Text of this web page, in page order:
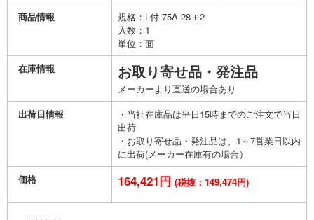
商品情報
規格：L付 75A 28＋2
入数：1
単位：面
在庫情報
お取り寄せ品・発注品
メーカーより直送の場合あり
出荷日情報
・当社在庫品は平日15時までのご注文で当日
出荷
・お取り寄せ品・発注品は、1～7営業日以内
に出荷(メーカー在庫有の場合）
価格
164,421円 (税抜：149,474円)